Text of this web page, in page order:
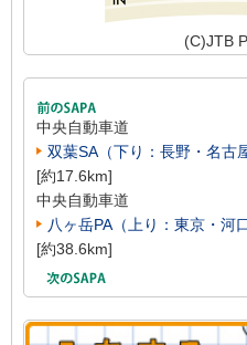
(C)JTB
中央自動車道
双葉SA（下り：長野・名古
[約17.6km]
中央自動車道
八ヶ岳PA（上り：東京・河
[約38.6km]